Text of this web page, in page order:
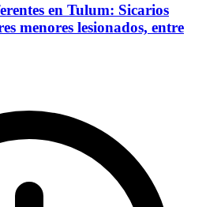
en Tulum: Sicarios
menores lesionados, entre